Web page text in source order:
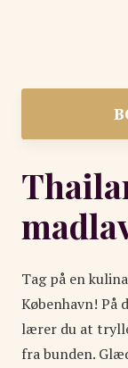
Tag på en
København! På
lærer du at
fra bunden.